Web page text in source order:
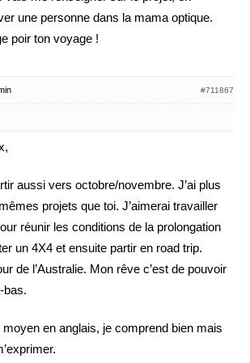
une personne dans la mama optique.
poir ton voyage !
#711867
aussi vers octobre/novembre. J’ai plus
projets que toi. J’aimerai travailler
réunir les conditions de la prolongation
un 4X4 et ensuite partir en road trip.
de l’Australie. Mon rêve c’est de pouvoir
bas.
moyen en anglais, je comprend bien mais